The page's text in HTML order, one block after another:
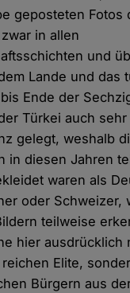
geposteten Fotos
in allen
und
Lande und das
Ende der
Türkei auch sehr
gelegt, weshalb
in diesen Jahren
waren als
oder Schweizer,
teilweise
hier ausdrücklich
Elite,
Bürgern aus